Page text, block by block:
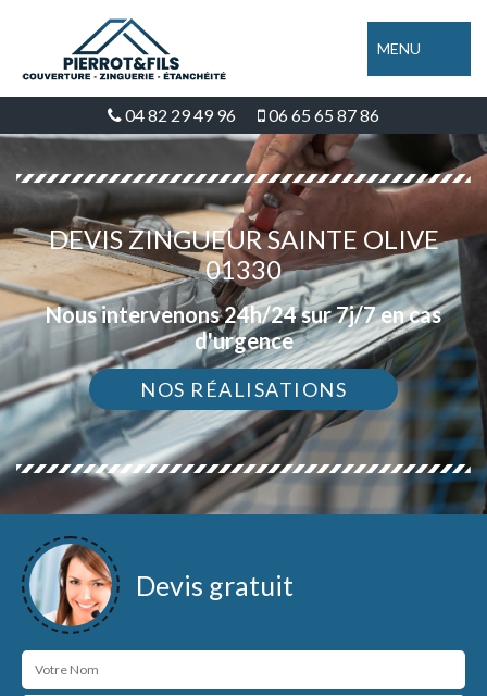
MENU
04 82 29 49 96 06 65 65 87 86
DEVIS ZINGUEUR SAINTE OLIVE
01330
Nous intervenons 24h/24 sur 7j/7 en cas
d'urgence
NOS RÉALISATIONS
Devis gratuit